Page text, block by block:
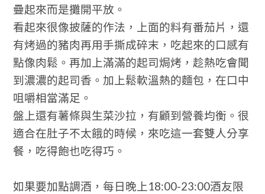
疊起來而是攤開平放。
看起來很像披薩的作法，上面的料有番茄片，還
有烤過的豬肉再用手撕成碎末，吃起來的口感有
點像肉鬆。再加上滿滿的起司焗烤，趁熱吃會聞
到濃濃的起司香。加上鬆軟溫熱的麵包，在口中
咀嚼相當滿足。
盤上還有薯條與生菜沙拉，有顧到營養均衡。很
適合在肚子不太餓的時候，來吃這一套雙人分享
餐，吃得飽也吃得巧。
如果要加點調酒，每日晚上18:00-23:00酒友限